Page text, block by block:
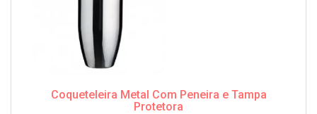
Coqueteleira Metal Com Peneira e Tampa
Protetora